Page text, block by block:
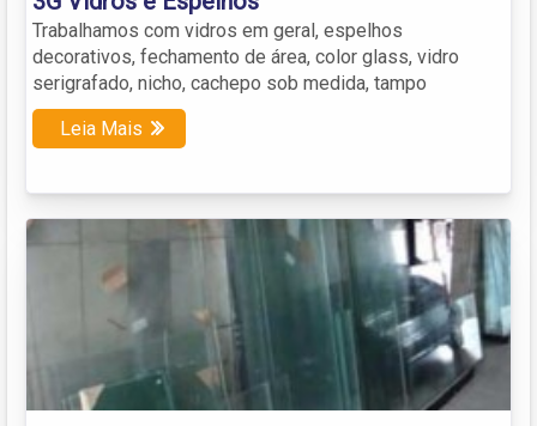
Trabalhamos com vidros em geral, espelhos
decorativos, fechamento de área, color glass, vidro
serigrafado, nicho, cachepo sob medida, tampo
Leia Mais